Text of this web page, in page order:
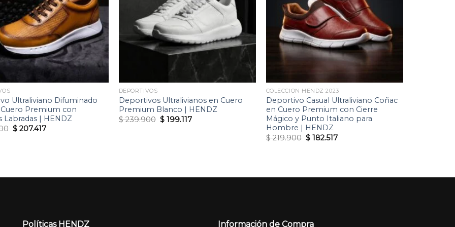
deseos
Ultraliviano Difuminado
Premium con
Labradas | HENDZ
Original
price
$ 207.417Current
deseos
DEPORTIVOS
Deportivos Ultralivianos en Cuero
Premium Blanco | HENDZ
$239.900 Original
price
$ 199.117Current
COLECCION HENDZ 2023
Deportivo Casual Ultraliviano Coñac
en Cuero Premium con Cierre
Mágico y Punto Italiano para
Hombre | HENDZ
$219.900 Original
price
$ 182.517Current
Políticas HENDZ Información de Compra